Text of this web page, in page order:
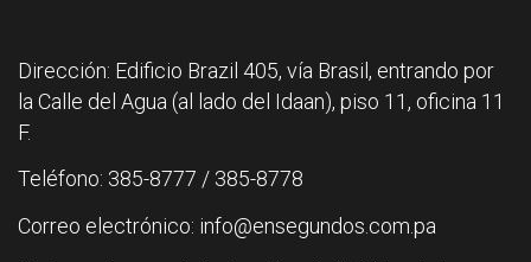
Dirección: Edificio Brazil 405, vía Brasil, entrando por
la Calle del Agua (al lado del Idaan), piso 11, oficina 11
F.
Teléfono: 385-8777 / 385-8778
Correo electrónico: info@ensegundos.com.pa